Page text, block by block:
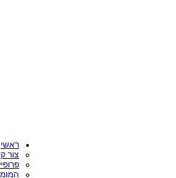
ראשי
צור